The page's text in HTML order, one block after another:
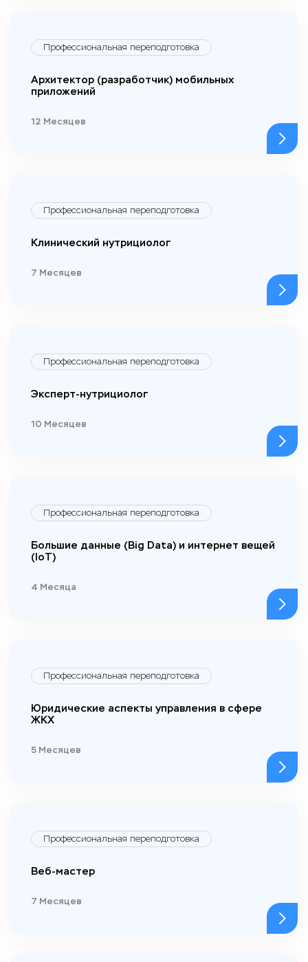
Профессиональная переподготовка
Архитектор (разработчик) мобильных
приложений
12 Месяцев
Профессиональная переподготовка
Клинический нутрициолог
7 Месяцев
Профессиональная переподготовка
Эксперт-нутрициолог
10 Месяцев
Профессиональная переподготовка
Большие данные (Big Data) и интернет вещей
(IoT)
4 Месяца
Профессиональная переподготовка
Юридические аспекты управления в сфере
ЖКХ
5 Месяцев
Профессиональная переподготовка
Веб-мастер
7 Месяцев